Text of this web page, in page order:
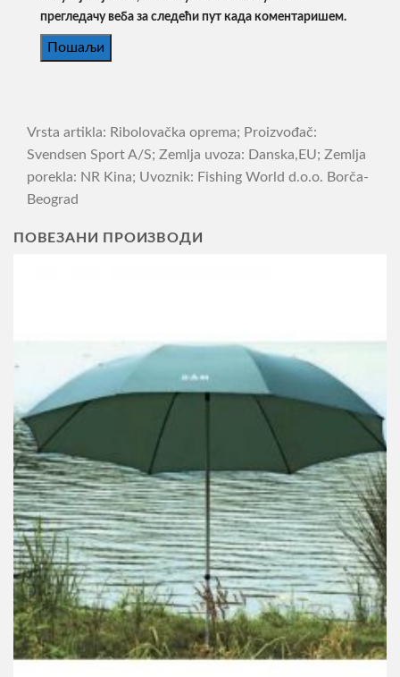
прегледачу веба за следећи пут када коментаришем.
Vrsta artikla: Ribolovačka oprema; Proizvođač:
Svendsen Sport A/S; Zemlja uvoza: Danska,EU; Zemlja
porekla: NR Kina; Uvoznik: Fishing World d.o.o. Borča-
Beograd
ПОВЕЗАНИ ПРОИЗВОДИ
AKCIJE
Suncobran Dam Ripstop Umbrella 2.6m